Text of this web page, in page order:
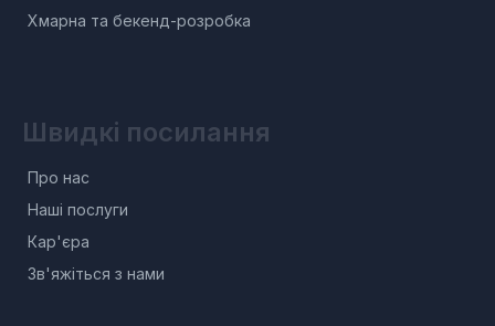
Хмарна та бекенд-розробка
Швидкі посилання
Про нас
Наші послуги
Кар'єра
Зв'яжіться з нами